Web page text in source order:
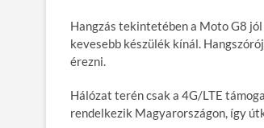
Hangzás tekintetében a Moto G8
kevesebb készülék kínál.
érezni.
Hálózat terén csak a 4G/LTE
rendelkezik Magyarországon, így